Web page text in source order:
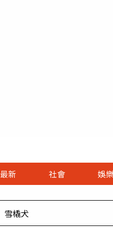
最新 社會 娛樂
娛樂首頁
即時
專題
財經首頁
熱線
３Ｃ
政